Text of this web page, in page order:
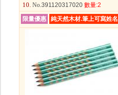
10. No.391120317020數量:2
限量優惠
純天然木材.筆上可寫姓名